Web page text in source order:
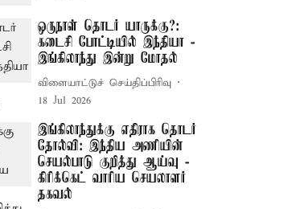
ஒருநாள் தொடர் யாருக்கு?:
கடைசி போட்டியில் இந்தியா -
இங்கிலாந்து இன்று மோதல்
விளையாட்டுச் செய்திப்பிரிவு
18 Jul 2026
இங்கிலாந்துக்கு எதிராக தொடர்
தோல்வி: இந்திய அணியின்
செயல்பாடு குறித்து ஆய்வு -
கிரிக்கெட் வாரிய செயலாளர்
தகவல்